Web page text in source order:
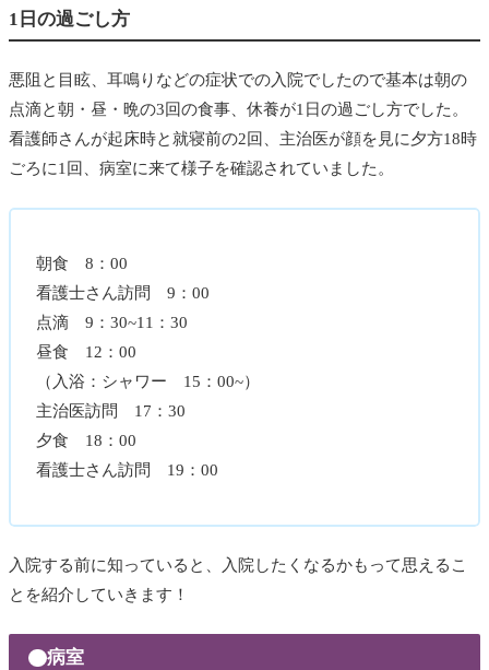
1日の過ごし方
悪阻と目眩、耳鳴りなどの症状での入院でしたので基本は朝の
点滴と朝・昼・晩の3回の食事、休養が1日の過ごし方でした。
看護師さんが起床時と就寝前の2回、主治医が顔を見に夕方18時
ごろに1回、病室に来て様子を確認されていました。
朝食 8：00
看護士さん訪問 9：00
点滴 9：30~11：30
昼食 12：00
（入浴：シャワー 15：00~）
主治医訪問 17：30
夕食 18：00
看護士さん訪問 19：00
入院する前に知っていると、入院したくなるかもって思えるこ
とを紹介していきます！
病室